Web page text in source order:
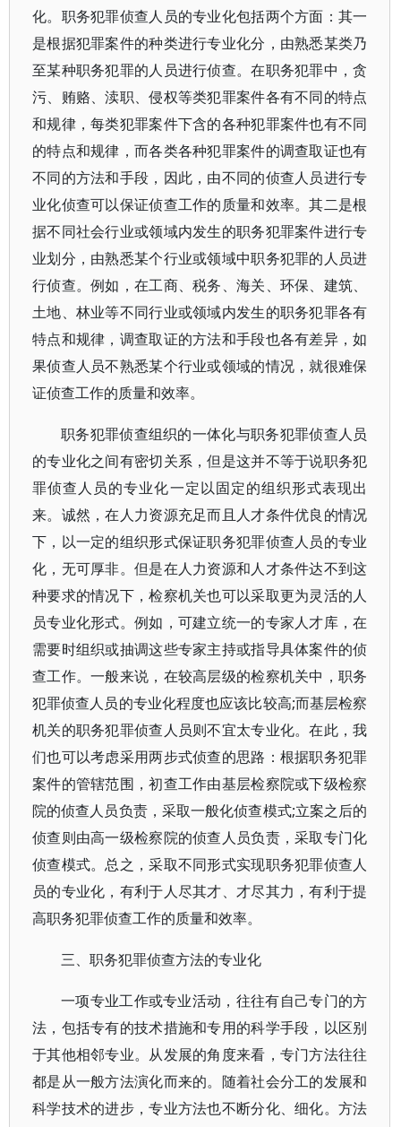
化。职务犯罪侦查人员的专业化包括两个方面：其一
是根据犯罪案件的种类进行专业化分，由熟悉某类乃
至某种职务犯罪的人员进行侦查。在职务犯罪中，贪
污、贿赂、渎职、侵权等类犯罪案件各有不同的特点
和规律，每类犯罪案件下含的各种犯罪案件也有不同
的特点和规律，而各类各种犯罪案件的调查取证也有
不同的方法和手段，因此，由不同的侦查人员进行专
业化侦查可以保证侦查工作的质量和效率。其二是根
据不同社会行业或领域内发生的职务犯罪案件进行专
业划分，由熟悉某个行业或领域中职务犯罪的人员进
行侦查。例如，在工商、税务、海关、环保、建筑、
土地、林业等不同行业或领域内发生的职务犯罪各有
特点和规律，调查取证的方法和手段也各有差异，如
果侦查人员不熟悉某个行业或领域的情况，就很难保
证侦查工作的质量和效率。
职务犯罪侦查组织的一体化与职务犯罪侦查人员
的专业化之间有密切关系，但是这并不等于说职务犯
罪侦查人员的专业化一定以固定的组织形式表现出
来。诚然，在人力资源充足而且人才条件优良的情况
下，以一定的组织形式保证职务犯罪侦查人员的专业
化，无可厚非。但是在人力资源和人才条件达不到这
种要求的情况下，检察机关也可以采取更为灵活的人
员专业化形式。例如，可建立统一的专家人才库，在
需要时组织或抽调这些专家主持或指导具体案件的侦
查工作。一般来说，在较高层级的检察机关中，职务
犯罪侦查人员的专业化程度也应该比较高;而基层检察
机关的职务犯罪侦查人员则不宜太专业化。在此，我
们也可以考虑采用两步式侦查的思路：根据职务犯罪
案件的管辖范围，初查工作由基层检察院或下级检察
院的侦查人员负责，采取一般化侦查模式;立案之后的
侦查则由高一级检察院的侦查人员负责，采取专门化
侦查模式。总之，采取不同形式实现职务犯罪侦查人
员的专业化，有利于人尽其才、才尽其力，有利于提
高职务犯罪侦查工作的质量和效率。
三、职务犯罪侦查方法的专业化
一项专业工作或专业活动，往往有自己专门的方
法，包括专有的技术措施和专用的科学手段，以区别
于其他相邻专业。从发展的角度来看，专门方法往往
都是从一般方法演化而来的。随着社会分工的发展和
科学技术的进步，专业方法也不断分化、细化。方法